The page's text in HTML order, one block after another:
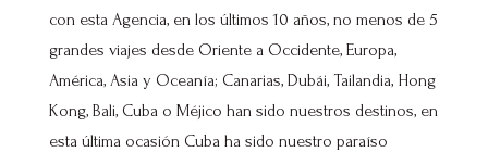
con esta Agencia, en los últimos 10 años, no menos de 5
grandes viajes desde Oriente a Occidente, Europa,
América, Asia y Oceanía; Canarias, Dubái, Tailandia, Hong
Kong, Bali, Cuba o Méjico han sido nuestros destinos, en
esta última ocasión Cuba ha sido nuestro paraíso